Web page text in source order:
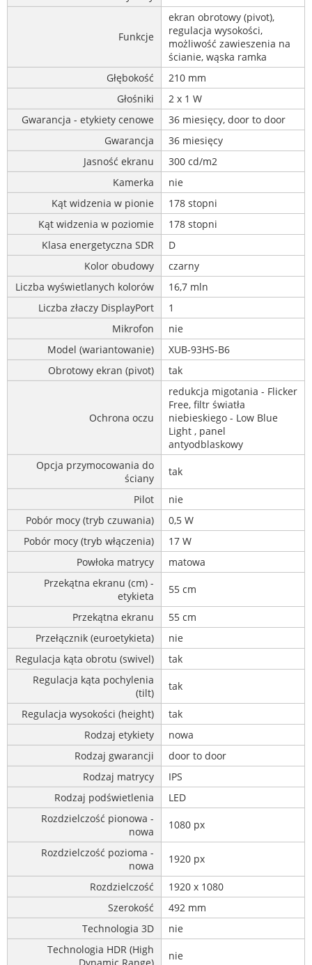
Funkcje
ekran obrotowy (pivot),
regulacja wysokości,
możliwość zawieszenia na
ścianie, wąska ramka
Głębokość
210 mm
Głośniki
2 x 1 W
Gwarancja - etykiety cenowe
36 miesięcy, door to door
Gwarancja
36 miesięcy
Jasność ekranu
300 cd/m2
Kamerka
nie
Kąt widzenia w pionie
178 stopni
Kąt widzenia w poziomie
178 stopni
Klasa energetyczna SDR
D
Kolor obudowy
czarny
Liczba wyświetlanych kolorów
16,7 mln
Liczba złaczy DisplayPort
1
Mikrofon
nie
Model (wariantowanie)
XUB-93HS-B6
Obrotowy ekran (pivot)
tak
Ochrona oczu
redukcja migotania - Flicker
Free, filtr światła
niebieskiego - Low Blue
Light , panel
antyodblaskowy
Opcja przymocowania do
ściany
tak
Pilot
nie
Pobór mocy (tryb czuwania)
0,5 W
Pobór mocy (tryb włączenia)
17 W
Powłoka matrycy
matowa
Przekątna ekranu (cm) -
etykieta
55 cm
Przekątna ekranu
55 cm
Przełącznik (euroetykieta)
nie
Regulacja kąta obrotu (swivel)
tak
Regulacja kąta pochylenia
(tilt)
tak
Regulacja wysokości (height)
tak
Rodzaj etykiety
nowa
Rodzaj gwarancji
door to door
Rodzaj matrycy
IPS
Rodzaj podświetlenia
LED
Rozdzielczość pionowa -
nowa
1080 px
Rozdzielczość pozioma -
nowa
1920 px
Rozdzielczość
1920 x 1080
Szerokość
492 mm
Technologia 3D
nie
Technologia HDR (High
nie